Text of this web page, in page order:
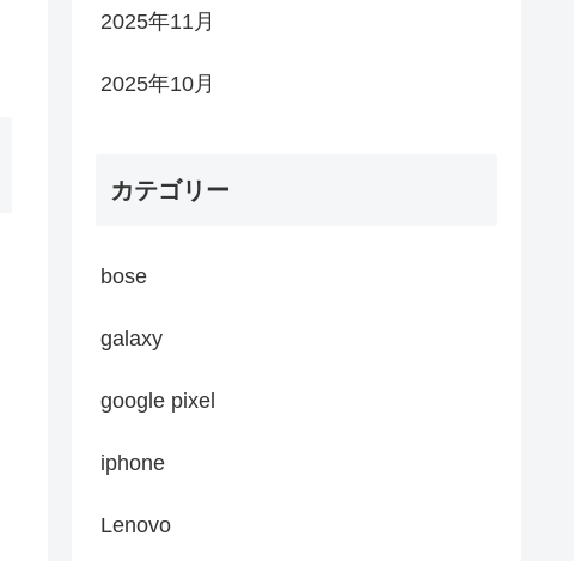
2025年11月
2025年10月
カテゴリー
bose
galaxy
google pixel
iphone
Lenovo